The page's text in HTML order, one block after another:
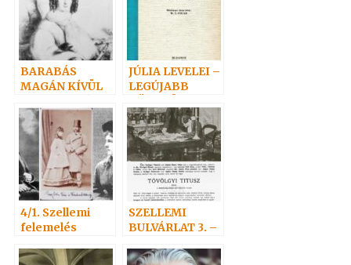
BARABÁS
MAGÁN KÍVÜL
JÚLIA LEVELEI –
LEGÚJABB
4/1. Szellemi
felemelés
SZELLEMI
BULVÁRLAT 3. –
NAPTÁRA